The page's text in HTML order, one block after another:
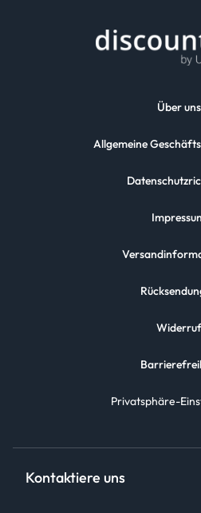
Über uns
Allgemeine
Widerruf
Privatsphäre-
Kontaktiere uns